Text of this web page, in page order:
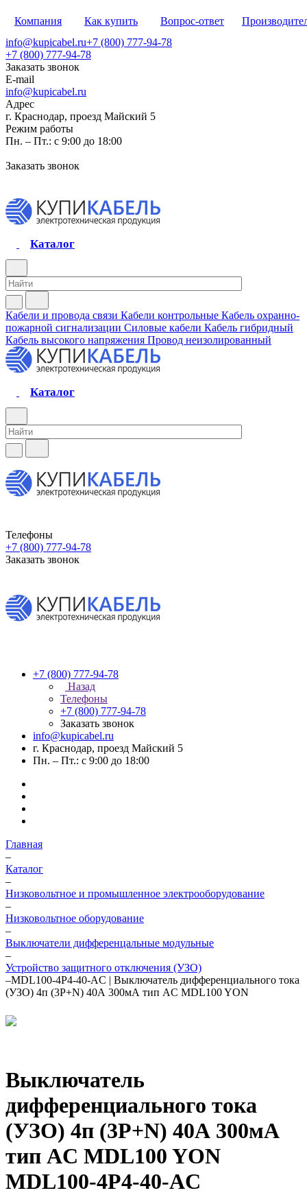
Компания Как купить Вопрос-ответ
info@kupicabel.ru+7 (800) 777-94-78
+7 (800) 777-94-78
Заказать звонок
E-mail
info@kupicabel.ru
Адрес
г. Краснодар, проезд Майский 5
Режим работы
Пн. – Пт.: с 9:00 до 18:00
Заказать звонок
Каталог
Кабели и провода связи Кабели контрольные Кабель охранно-
пожарной сигнализации Силовые кабели Кабель гибридный
Кабель высокого напряжения Провод неизолированный
Каталог
Телефоны
+7 (800) 777-94-78
Заказать звонок
+7 (800) 777-94-78
Назад
Телефоны
+7 (800) 777-94-78
Заказать звонок
info@kupicabel.ru
г. Краснодар, проезд Майский 5
Пн. – Пт.: с 9:00 до 18:00
Главная
–
Каталог
–
Низковольтное и промышленное электрооборудование
–
Низковольтное оборудование
–
Выключатели дифференцальные модульные
–
Устройство защитного отключения (УЗО)
–MDL100-4P4-40-AC | Выключатель дифференциального тока
(УЗО) 4п (3P+N) 40А 300мА тип AC MDL100 YON
Выключатель
дифференциального тока
(УЗО) 4п (3P+N) 40А 300мА
тип AC MDL100 YON
MDL100-4P4-40-AC